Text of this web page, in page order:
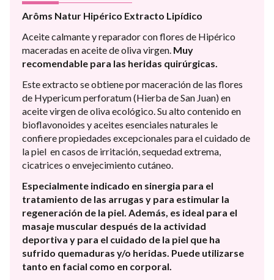
Arôms Natur Hipérico Extracto Lipídico
Aceite calmante y reparador con flores de Hipérico
maceradas en aceite de oliva virgen. Muy
recomendable para las heridas quirúrgicas.
Este extracto se obtiene por maceración de las flores
de Hypericum perforatum (Hierba de San Juan) en
aceite virgen de oliva ecológico. Su alto contenido en
bioflavonoides y aceites esenciales naturales le
confiere propiedades excepcionales para el cuidado de
la piel en casos de irritación, sequedad extrema,
cicatrices o envejecimiento cutáneo.
Especialmente indicado en sinergia para el
tratamiento de las arrugas y para estimular la
regeneración de la piel. Además, es ideal para el
masaje muscular después de la actividad
deportiva y para el cuidado de la piel que ha
sufrido quemaduras y/o heridas. Puede utilizarse
tanto en facial como en corporal.